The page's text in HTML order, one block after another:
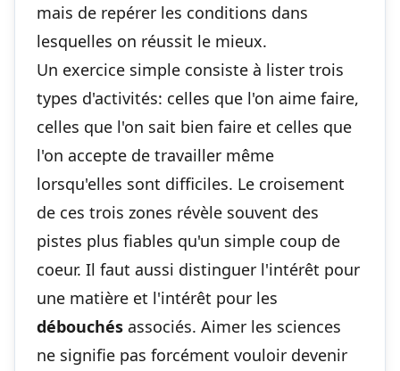
mais de repérer les conditions dans
lesquelles on réussit le mieux.
Un exercice simple consiste à lister trois
types d'activités: celles que l'on aime faire,
celles que l'on sait bien faire et celles que
l'on accepte de travailler même
lorsqu'elles sont difficiles. Le croisement
de ces trois zones révèle souvent des
pistes plus fiables qu'un simple coup de
coeur. Il faut aussi distinguer l'intérêt pour
une matière et l'intérêt pour les
débouchés associés. Aimer les sciences
ne signifie pas forcément vouloir devenir